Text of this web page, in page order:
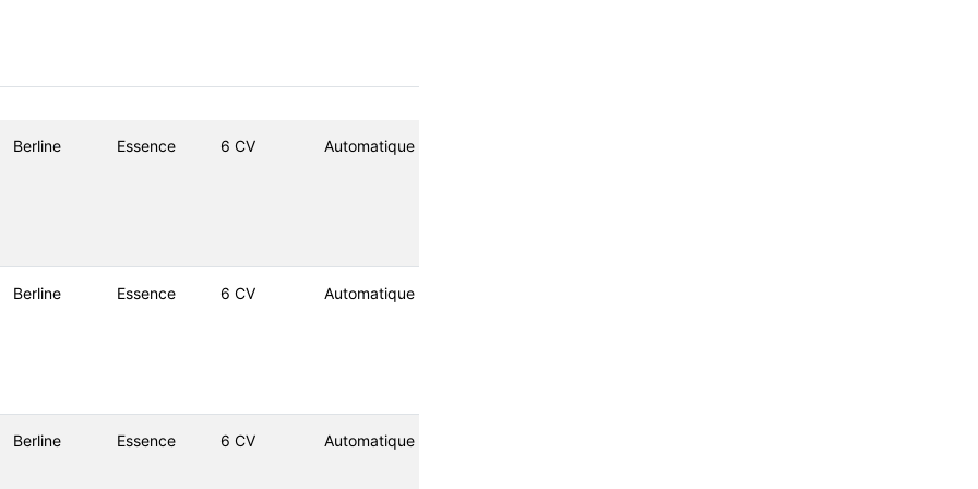
Berline Essence 6 CV Automatique
Berline Essence 6 CV Automatique
Berline Essence 6 CV Automatique